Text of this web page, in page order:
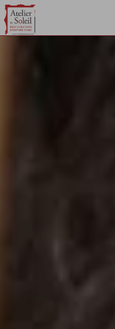
Panneau de gestion des cookies